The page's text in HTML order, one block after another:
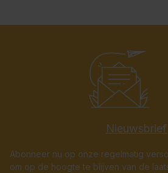
Nieuwsbrief
Abonneer nu op onze regelmatig
om op de hoogte te blijven van de